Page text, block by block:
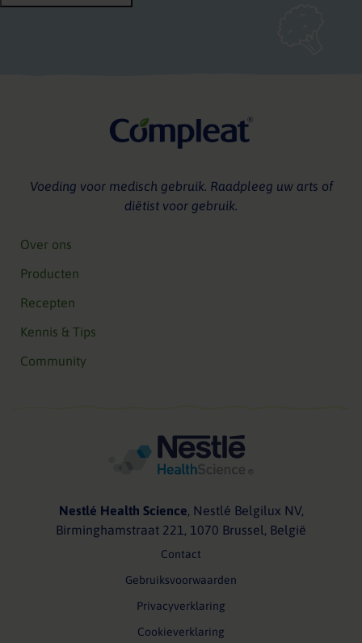
Voeding voor medisch gebruik. Raadpleeg uw arts of
diëtist voor gebruik.
Over ons
Producten
Recepten
Kennis & Tips
Community
Nestlé Health Science, Nestlé Belgilux NV,
Birminghamstraat 221, 1070 Brussel, België
Contact
Gebruiksvoorwaarden
Privacyverklaring
Cookieverklaring